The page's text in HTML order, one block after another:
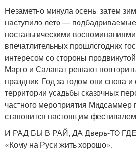
Незаметно минула осень, затем
наступило лето —
ностальгическими
впечатлительных прошлогодних
интересом со стороны
Марго и Салават решают
праздник. Год за годом они снова
территории усадьбы сказочных
частного мероприятия Мидсаммер
становится настоящим
И РАД БЫ В РАЙ, ДА Дверь-ТО
«Кому на Руси жить хорошо».